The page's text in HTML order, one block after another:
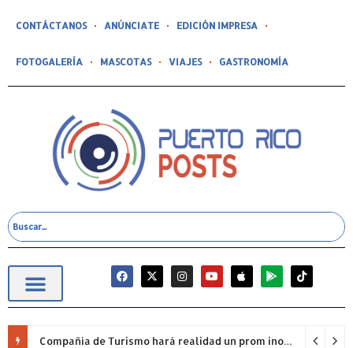
CONTÁCTANOS ANÚNCIATE EDICIÓN IMPRESA
FOTOGALERÍA MASCOTAS VIAJES GASTRONOMÍA
Compañía de Turismo hará realidad un prom inolvidable junto a Jowell para estudiantes de la Escuela Gabriela Mistral